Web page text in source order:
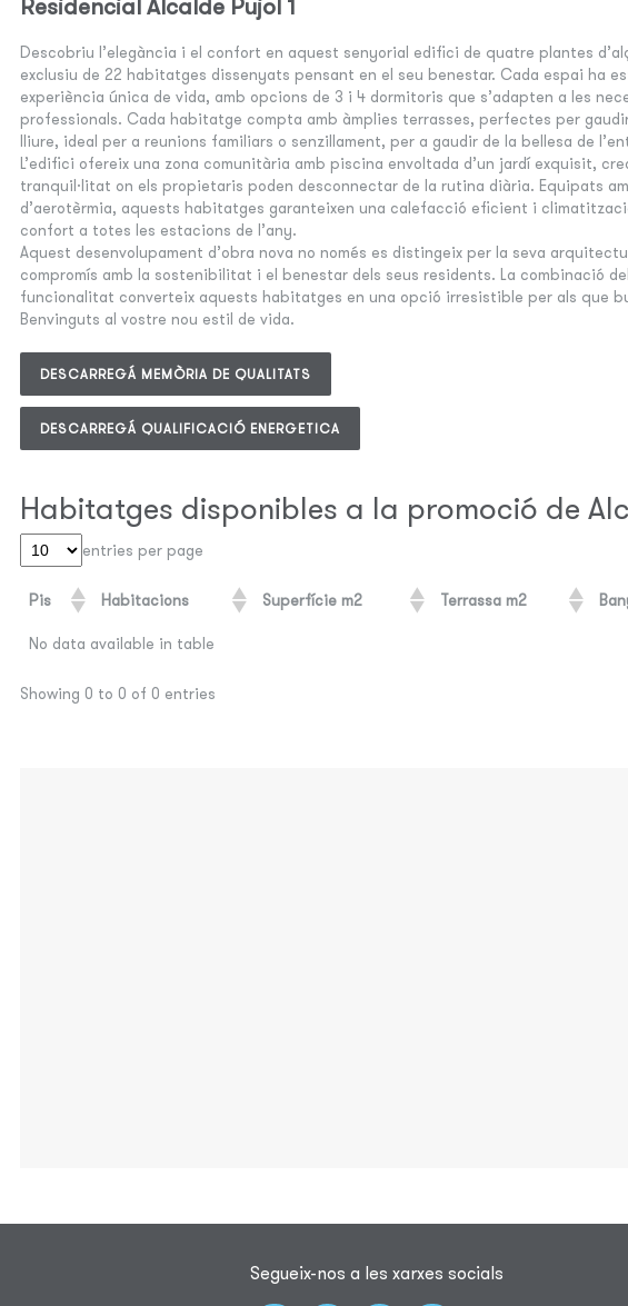
Descobriu l’elegància i el confort en aquest senyorial edifici de quatre plantes
exclusiu de 22 habitatges dissenyats pensant en el seu benestar. Cada espai ha
experiència única de vida, amb opcions de 3 i 4 dormitoris que s’adapten a les
professionals. Cada habitatge compta amb àmplies terrasses, perfectes per
lliure, ideal per a reunions familiars o senzillament, per a gaudir de la bellesa de
L’edifici ofereix una zona comunitària amb piscina envoltada d’un jardí exquisit,
tranquil·litat on els propietaris poden desconnectar de la rutina diària. Equipats
d’aerotèrmia, aquests habitatges garanteixen una calefacció eficient i
confort a totes les estacions de l’any.
Aquest desenvolupament d’obra nova no només es distingeix per la seva
compromís amb la sostenibilitat i el benestar dels seus residents. La combinació
funcionalitat converteix aquests habitatges en una opció irresistible per als que
Benvinguts al vostre nou estil de vida.
DESCARREGÁ MEMÒRIA DE QUALITATS
DESCARREGÁ QUALIFICACIÓ ENERGETICA
Habitatges disponibles a la promoció de
entries per page
Pis Habitacions Superfície m2 Terrassa m2
No data available in table
Showing 0 to 0 of 0 entries
Segueix-nos a les xarxes socials